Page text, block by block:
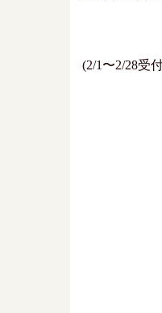
(2/1〜2/28受